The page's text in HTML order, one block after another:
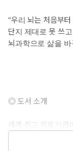
“우리 뇌는 처음부
단지 제대로 못 쓰
뇌과학으로 삶을
◎ 도서 소개
세계 최고 의료기관
뇌과학으로 삶을
멍한 정신을 예리